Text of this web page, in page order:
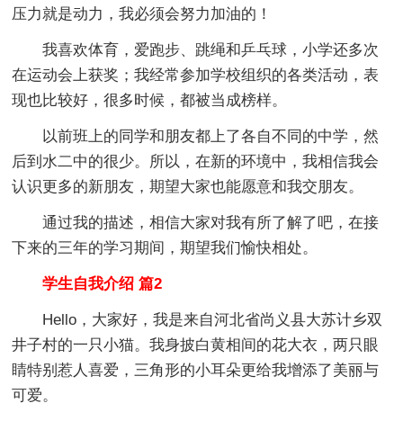
压力就是动力，我必须会努力加油的！
我喜欢体育，爱跑步、跳绳和乒乓球，小学还多次
在运动会上获奖；我经常参加学校组织的各类活动，表
现也比较好，很多时候，都被当成榜样。
以前班上的同学和朋友都上了各自不同的中学，然
后到水二中的很少。所以，在新的环境中，我相信我会
认识更多的新朋友，期望大家也能愿意和我交朋友。
通过我的描述，相信大家对我有所了解了吧，在接
下来的三年的学习期间，期望我们愉快相处。
学生自我介绍 篇2
Hello，大家好，我是来自河北省尚义县大苏计乡双
井子村的一只小猫。我身披白黄相间的花大衣，两只眼
睛特别惹人喜爱，三角形的小耳朵更给我增添了美丽与
可爱。